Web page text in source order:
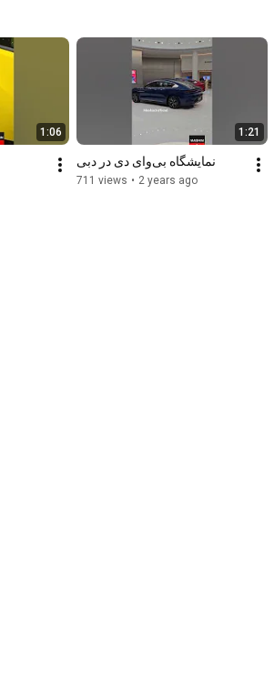
1:06 1:21
نمایشگاه بی‌وای دی در دبی
711 views • 2 years ago